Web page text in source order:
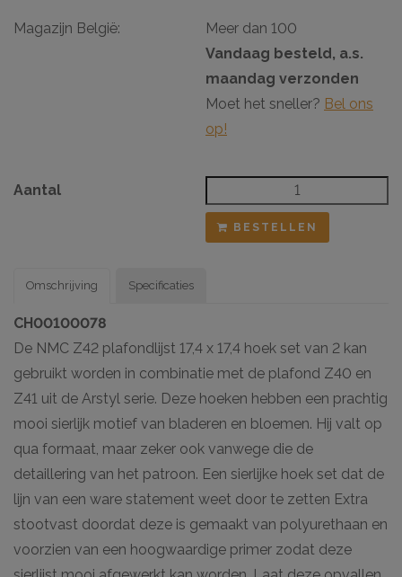
Magazijn België:
Meer dan 100
Vandaag besteld, a.s.
maandag verzonden
Moet het sneller? Bel ons
op!
Aantal
BESTELLEN
Omschrijving
CH00100078
De NMC Z42 plafondlijst 17,4 x 17,4 hoek set van 2 kan
gebruikt worden in combinatie met de plafond Z40 en
Z41 uit de Arstyl serie. Deze hoeken hebben een prachtig
mooi sierlijk motief van bladeren en bloemen. Hij valt op
qua formaat, maar zeker ook vanwege die de
detaillering van het patroon. Een sierlijke hoek set dat de
lijn van een ware statement weet door te zetten Extra
stootvast doordat deze is gemaakt van polyurethaan en
voorzien van een hoogwaardige primer zodat deze
Specificaties